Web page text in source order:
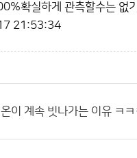
확실하게 관측할수는 없
21:53:34
이 계속 빗나가는 이유 ㅋㅋ